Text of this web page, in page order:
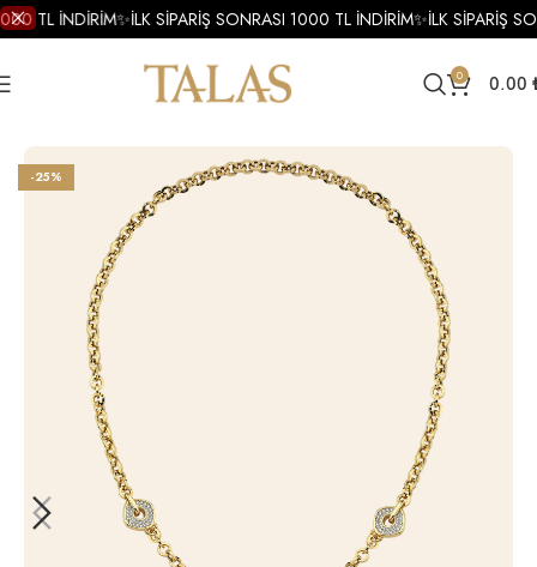
0 0.00
Altın Kolye Altın Mineli Kolye
-25%
TL İNDİRİM✨İLK SİPARİŞ SONRASI 1000 TL İNDİRİM✨İLK SİPARİŞ